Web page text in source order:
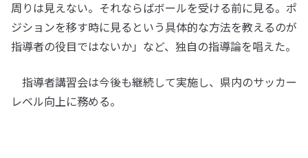
周りは見えない。それならばボールを受ける前に見る。ポ
ジションを移す時に見るという具体的な方法を教えるのが
指導者の役目ではないか」など、独自の指導論を唱えた。
指導者講習会は今後も継続して実施し、県内のサッカー
レベル向上に務める。